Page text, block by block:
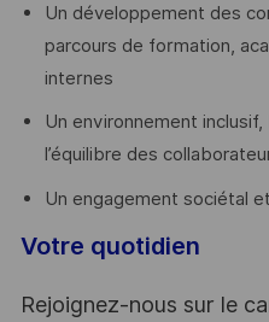
Un développement des
parcours de formation,
internes
Un environnement
l’équilibre des
Un engagement sociétal
Votre quotidien
Rejoignez-nous sur le